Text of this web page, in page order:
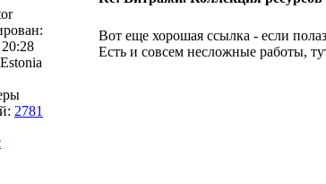
2781
Вот еще хорошая ссылка - если
Есть и совсем несложные работы,